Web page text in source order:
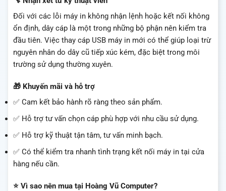
Đối với các lỗi máy in không nhận lệnh hoặc kết nối không
ổn định, dây cáp là một trong những bộ phận nên kiểm tra
đầu tiên. Việc thay cáp USB máy in mới có thể giúp loại trừ
nguyên nhân do dây cũ tiếp xúc kém, đặc biệt trong môi
trường sử dụng thường xuyên.
🎁 Khuyến mãi và hỗ trợ
✅ Cam kết bảo hành rõ ràng theo sản phẩm.
✅ Hỗ trợ tư vấn chọn cáp phù hợp với nhu cầu sử dụng.
✅ Hỗ trợ kỹ thuật tận tâm, tư vấn minh bạch.
✅ Có thể kiểm tra nhanh tình trạng kết nối máy in tại cửa
hàng nếu cần.
⭐ Vì sao nên mua tại Hoàng Vũ Computer?